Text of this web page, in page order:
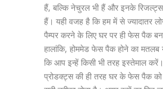
हैं, बल्कि नेचुरल भी हैं और इनके रिजल्ट्स
हैं। यही वजह है कि हम में से ज्यादातर
पैम्पर करने के लिए घर पर ही फेस पैक
हालांकि, होममेड फेस पैक होने का मतलब
कि आप इन्हें किसी भी तरह इस्तेमाल
प्रोडक्ट्स की ही तरह घर के फेस पैक को